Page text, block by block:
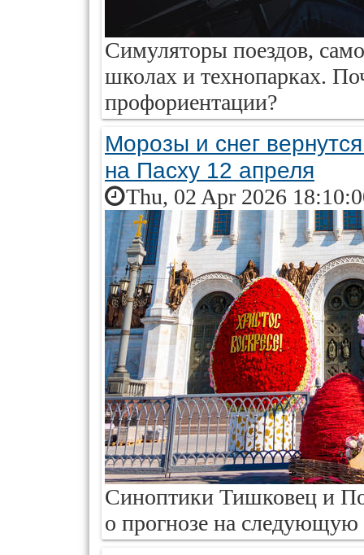
Симуляторы поездов,
школах и технопарках.
профориентации?
Морозы и снег
на Пасху 12 апреля
Thu, 02 Apr 2026
Синоптики Тишковец и
о прогнозе на